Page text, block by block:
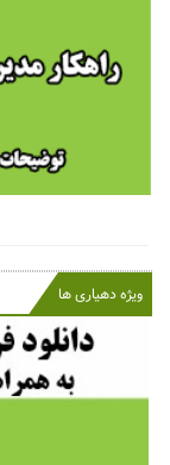
ویژه دهیاری ها